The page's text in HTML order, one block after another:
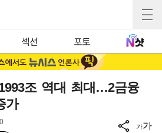
섹션 포토
조 역대 최대…2금융
가
가가